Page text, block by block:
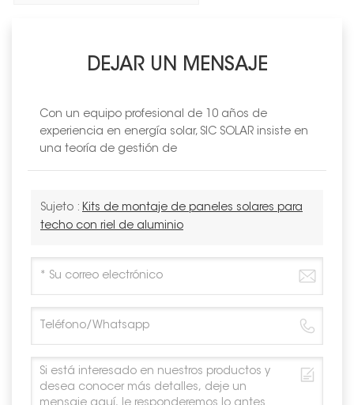
DEJAR UN MENSAJE
Con un equipo profesional de 10 años de
experiencia en energía solar, SIC SOLAR insiste en
una teoría de gestión de
Sujeto : Kits de montaje de paneles solares para
techo con riel de aluminio